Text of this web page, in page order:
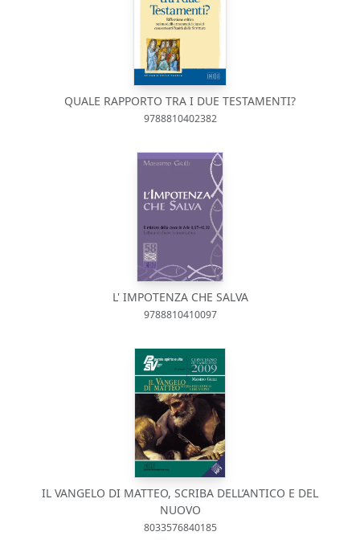
QUALE RAPPORTO TRA I DUE TESTAMENTI?
9788810402382
L' IMPOTENZA CHE SALVA
9788810410097
IL VANGELO DI MATTEO, SCRIBA DELL’ANTICO E DEL
NUOVO
8033576840185